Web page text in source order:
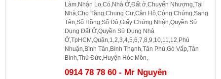
Làm,Nhận Lo,Có,Nhà Ở,Đất ở,Chuyển Nhượng,Tại
Nhà,Cho Tặng,Chung Cư,Căn Hộ,Công Chứng,Sang
Tên,Sổ Hồng,Sổ Đỏ,Giấy Chứng Nhận,Quyền Sử
Dụng Đất Ở,Quyền Sử Dụng Nhà
Ở,TpHCM,Quận,1,2,3,4,5,6,7,8,9,10,11,12,Phú
Nhuận,Bình Tân,Bình Thạnh,Tân Phú,Gò Vấp,Tân
Bình,Thủ Đức,Huyện Hóc Môn,
0914 78 78 60 - Mr Nguyên